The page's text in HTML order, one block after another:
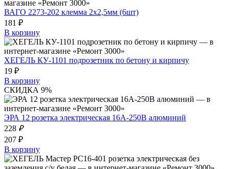
ВАГО 2273-202 клемма 2х2,5мм (6шт)
181 ₽
В корзину
ХЕГЕЛЬ КУ-1101 подрозетник по бетону и кирпичу
19 ₽
В корзину
СКИДКА 9%
ЭРА 12 розетка электрическая 16A-250В алюминий
228 ₽
207 ₽
В корзину